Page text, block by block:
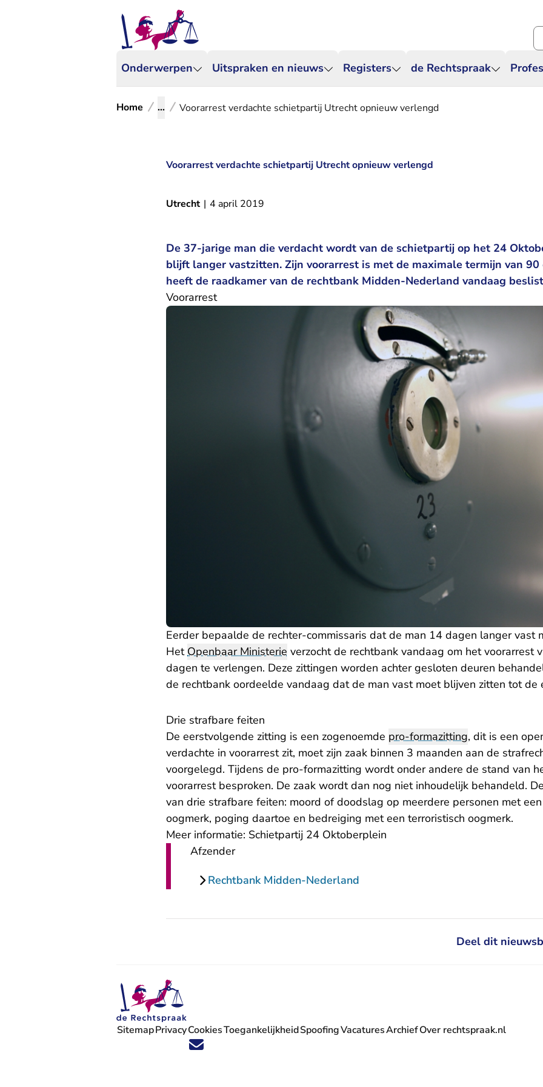
Onderwerpen Uitspraken en nieuws Registers de Rechtspraak
Home ... Voorarrest verdachte schietpartij Utrecht opnieuw verlengd
Voorarrest verdachte schietpartij Utrecht opnieuw verlengd
Utrecht | 4 april 2019
De 37-jarige man die verdacht wordt van de schietpartij op het 24
blijft langer vastzitten. Zijn voorarrest is met de maximale termijn van
heeft de raadkamer van de rechtbank Midden-Nederland vandaag
Voorarrest
Eerder bepaalde de rechter-commissaris dat de man 14 dagen langer vast
HetOpenbaar Ministerie verzocht de rechtbank vandaag om het voorarrest
dagen te verlengen. Deze zittingen worden achter gesloten deuren
de rechtbank oordeelde vandaag dat de man vast moet blijven zitten tot de
Drie strafbare feiten
De eerstvolgende zitting is een zogenoemde pro-formazitting, dit is een
verdachte in voorarrest zit, moet zijn zaak binnen 3 maanden aan de
voorgelegd. Tijdens de pro-formazitting wordt onder andere de stand van
voorarrest besproken. De zaak wordt dan nog niet inhoudelijk behandeld.
van drie strafbare feiten: moord of doodslag op meerdere personen met
oogmerk, poging daartoe en bedreiging met een terroristisch oogmerk.
Meer informatie: Schietpartij 24 Oktoberplein
Afzender
Rechtbank Midden-Nederland
Deel dit
Volg ons op X (Twitter) - U verlaat Rechtspraak.nl
Volg ons op Facebook - U verlaat Rechtspraak.nl
Volg ons op Instagram - U verlaat Rechtspraak.nl
Volg ons op Youtube - U verlaat Rechtspraak.nl
Volg ons op LinkedIn - U verlaat Rechtspraak.nl
'Blijf op de hoogte' nieuwsbrief - U verlaat Rechtspraak.nl
SitemapPrivacyCookiesToegankelijkheidSpoofingVacatures
- U verlaat Rechtspraak.nl
ArchiefOver rechtspraak.nl